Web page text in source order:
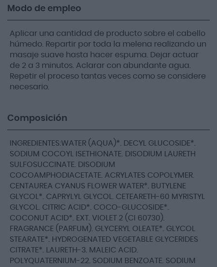
Modo de empleo
Aplicar una cantidad de producto sobre el cabello
húmedo. Repartir por toda la melena realizando un
masaje suave hasta hacer espuma. Dejar actuar
de 2 a 3 minutos. Aclarar con abundante agua.
Repetir el proceso tantas veces como se considere
necesario.
Composición
INGREDIENTES:WATER (AQUA)*. DECYL GLUCOSIDE*.
SODIUM COCOYL ISETHIONATE. DISODIUM LAURETH
SULFOSUCCINATE. DISODIUM
COCOAMPHODIACETATE. ACRYLATES COPOLYMER.
CENTAUREA CYANUS FLOWER WATER*. BUTYLENE
GLYCOL*. CAPRYLYL GLYCOL. CETEARETH-60 MYRISTYL
GLYCOL. CITRIC ACID*. COCO-GLUCOSIDE*.
COCONUT ACID*. EXT. VIOLET 2 (CI 60730).
FRAGRANCE (PARFUM). GLYCERYL OLEATE*. GLYCOL
STEARATE*. HYDROGENATED VEGETABLE GLYCERIDES
CITRATE*. LAURETH-3. MALEIC ACID.
POLYQUATERNIUM-22. SODIUM BENZOATE. SODIUM